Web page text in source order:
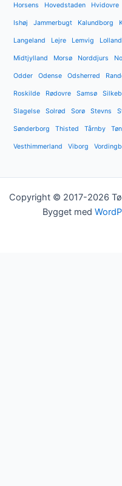
Horsens Hovedstaden Hvidovre
Ishøj Jammerbugt Kalundborg
Langeland Lejre Lemvig Lolland
Midtjylland Morsø Norddjurs
Odder Odense Odsherred
Roskilde Rødovre Samsø
Slagelse Solrød Sorø Stevns
Sønderborg Thisted Tårnby
Vesthimmerland Viborg
Copyright © 2017-2026
Bygget med